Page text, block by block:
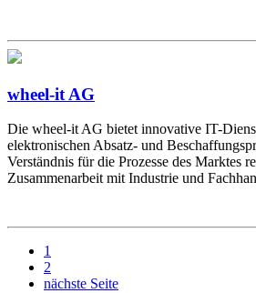
wheel-it AG
Die wheel-it AG bietet innovative IT-
elektronischen Absatz- und
Verständnis für die Prozesse des Marktes
Zusammenarbeit mit Industrie und
1
2
nächste Seite